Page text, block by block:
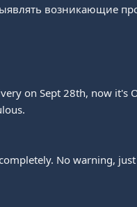
возникающие
on Sept 28th, now it's
No warning, just